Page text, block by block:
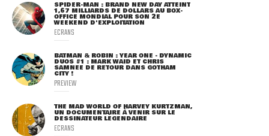
SPIDER-MAN : BRAND NEW DAY ATTEINT
1,67 MILLIARDS DE DOLLARS AU BOX-
OFFICE MONDIAL POUR SON 2E
WEEKEND D'EXPLOITATION
ECRANS
BATMAN & ROBIN : YEAR ONE - DYNAMIC
DUOS #1 : MARK WAID ET CHRIS
SAMNEE DE RETOUR DANS GOTHAM
CITY !
PREVIEW
THE MAD WORLD OF HARVEY KURTZMAN,
UN DOCUMENTAIRE À VENIR SUR LE
DESSINATEUR LÉGENDAIRE
ECRANS